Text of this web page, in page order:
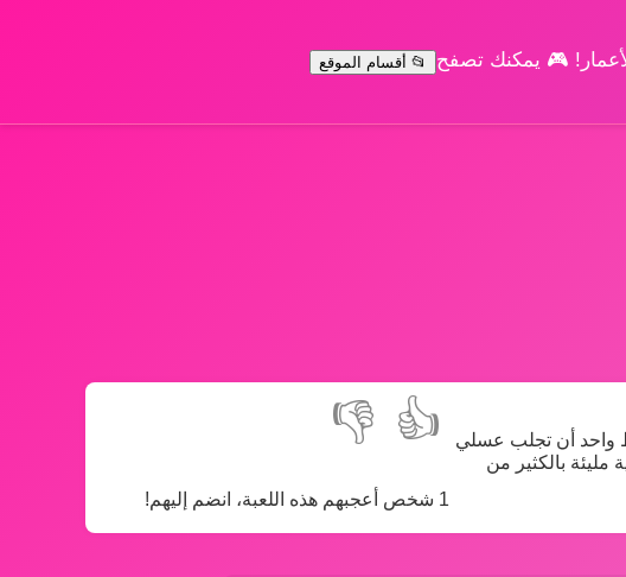
🎮 يمكنك تصفح 📂 أقسام الموقع
👍
👎
1 شخص أعجبهم هذه اللعبة، انضم إليهم!
واحد أن تجلب عسلي
بالكثير من